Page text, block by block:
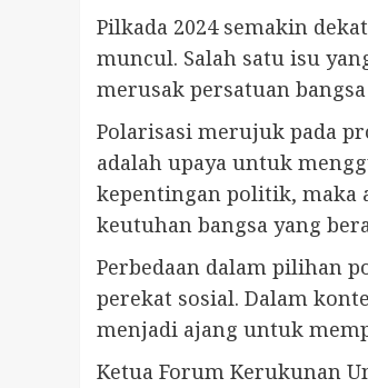
Pilkada 2024 semakin
muncul. Salah satu isu
merusak persatuan
Polarisasi merujuk pada
adalah upaya untuk
kepentingan politik, maka
keutuhan bangsa yang
Perbedaan dalam pilihan
perekat sosial. Dalam
menjadi ajang untuk
Ketua Forum Kerukunan